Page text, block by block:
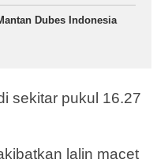
Dubes Indonesia
sekitar pukul 16.27
lalin macet